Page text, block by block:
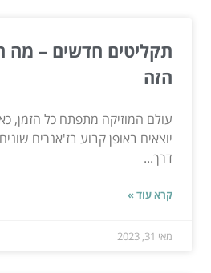
תקליטים חדשים – מה
הזה
עולם המוזיקה מתפתח כל הזמן,
יוצאים באופן קבוע בז'אנרים
דרך...
קרא עוד »
מאי 31, 2023